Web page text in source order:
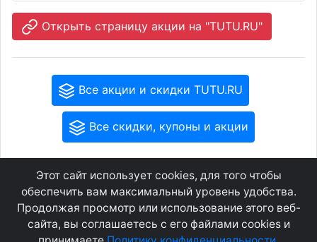
Открыть страницу акции на "TUTU.RU"
Все акции и скидки TUTU.RU
Все скидки, купоны и акции
GEOWAP.MOBI© 2007 - 2021
Соглашение
О сайте
Этот сайт использует cookies, для того чтобы
обеспечить вам максимальный уровень удобства.
Продолжая просмотр или использование этого веб-
сайта, вы соглашаетесь с его файлами cookies и